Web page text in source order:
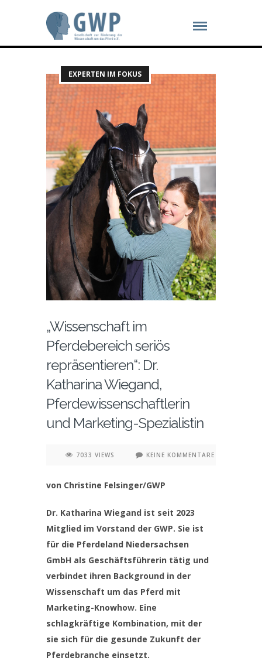
EXPERTEN IM FOKUS
„Wissenschaft im
Pferdebereich seriös
repräsentieren“: Dr.
Katharina Wiegand,
Pferdewissenschaftlerin
und Marketing-Spezialistin
7033 VIEWS KEINE KOMMENTARE
von Christine Felsinger/GWP
Dr. Katharina Wiegand ist seit 2023
Mitglied im Vorstand der GWP. Sie ist
für die Pferdeland Niedersachsen
GmbH als Geschäftsführerin tätig und
verbindet ihren Background in der
Wissenschaft um das Pferd mit
Marketing-Knowhow. Eine
schlagkräftige Kombination, mit der
sie sich für die gesunde Zukunft der
Pferdebranche einsetzt.